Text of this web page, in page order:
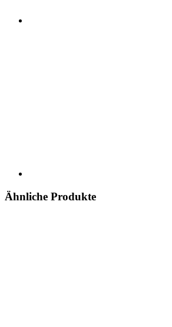
Ähnliche Produkte